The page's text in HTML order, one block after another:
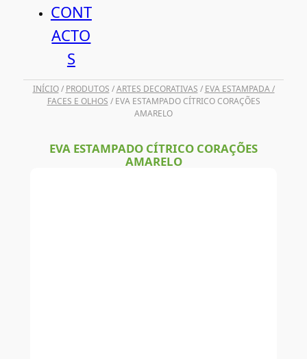
CONT
ACTO
S
INÍCIO/ PRODUTOS /ARTES DECORATIVAS / EVA ESTAMPADA /
FACES E OLHOS / EVA ESTAMPADO CÍTRICO CORAÇÕES
AMARELO
EVA ESTAMPADO CÍTRICO CORAÇÕES
AMARELO